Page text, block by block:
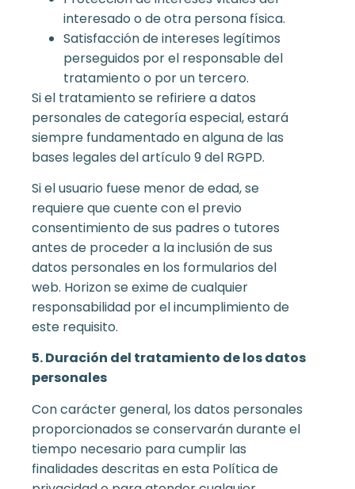
interesado o de otra persona física.
Satisfacción de intereses legítimos
perseguidos por el responsable del
tratamiento o por un tercero.
Si el tratamiento se refiriere a datos
personales de categoría especial, estará
siempre fundamentado en alguna de las
bases legales del artículo 9 del RGPD.
Si el usuario fuese menor de edad, se
requiere que cuente con el previo
consentimiento de sus padres o tutores
antes de proceder a la inclusión de sus
datos personales en los formularios del
web. Horizon se exime de cualquier
responsabilidad por el incumplimiento de
este requisito.
5. Duración del tratamiento de los datos
personales
Con carácter general, los datos personales
proporcionados se conservarán durante el
tiempo necesario para cumplir las
finalidades descritas en esta Política de